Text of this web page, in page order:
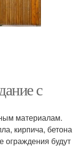
с
материалам.
кирпича, бетона
ограждения будут